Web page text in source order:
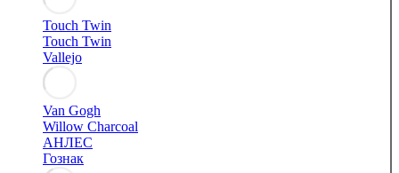
Touch Twin
Touch Twin
Vallejo
Van Gogh
Willow Charcoal
АНЛЕС
Гознак